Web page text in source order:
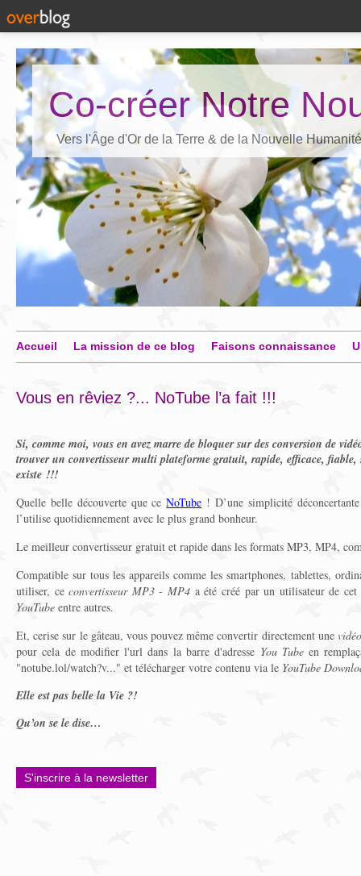
Co-créer Notre
Vers l'Âge d'Or de la Terre & de la Nouvelle Humanité
Accueil La mission de ce blog Faisons connaissance
Vous en rêviez ?... NoTube l’a fait !!!
Si, comme moi, vous en avez marre de bloquer sur des conversion de
trouver un convertisseur multi plateforme gratuit, rapide, efficace, fiable,
existe !!!
Quelle belle découverte que ceNoTube ! D’une simplicité
l’utilise quotidiennement avec le plus grand bonheur.
Le meilleur convertisseur gratuit et rapide dans les formats MP3, MP4,
Compatible sur tous les appareils comme les smartphones, tablettes,
utiliser, ceconvertisseur MP3 - MP4 a été créé par un utilisateur de
YouTube entre autres.
Et, cerise sur le gâteau, vous pouvez même convertir directement une
pour cela de modifier l'url dans la barre d'adresse You Tubeen
"notube.lol/watch?v..." et télécharger votre contenu via le YouTube
Elle est pas belle la Vie ?!
Qu’on se le dise…
S'inscrire à la newsletter